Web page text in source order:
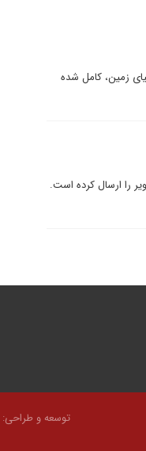
زمین، کامل شده
را ارسال کرده است.
توسعه و طراحی: